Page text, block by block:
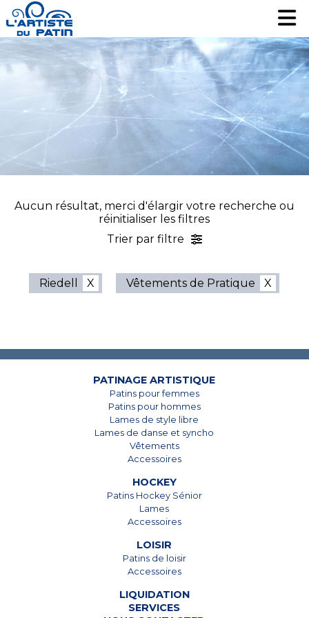
Hockey
Liquidation
Nous contacter
EN
7825, Boul. Taschereau
Brossard, Qc
J4Y 1A4
450 678-5442
Aucun résultat, merci d'élargir votre recherche ou
réinitialiser les filtres
Trier par filtre
Riedell Vêtements de Pratique
PATINAGE ARTISTIQUE
Patins pour femmes
Patins pour hommes
Lames de style libre
Lames de danse et syncho
Vêtements
Accessoires
HOCKEY
Patins Hockey Sénior
Lames
Accessoires
LOISIR
Patins de loisir
Accessoires
LIQUIDATION
SERVICES
Hockey
Liquidation
Nous contacter
EN
7825, Boul. Taschereau
Brossard, Qc
J4Y 1A4
450 678-5442